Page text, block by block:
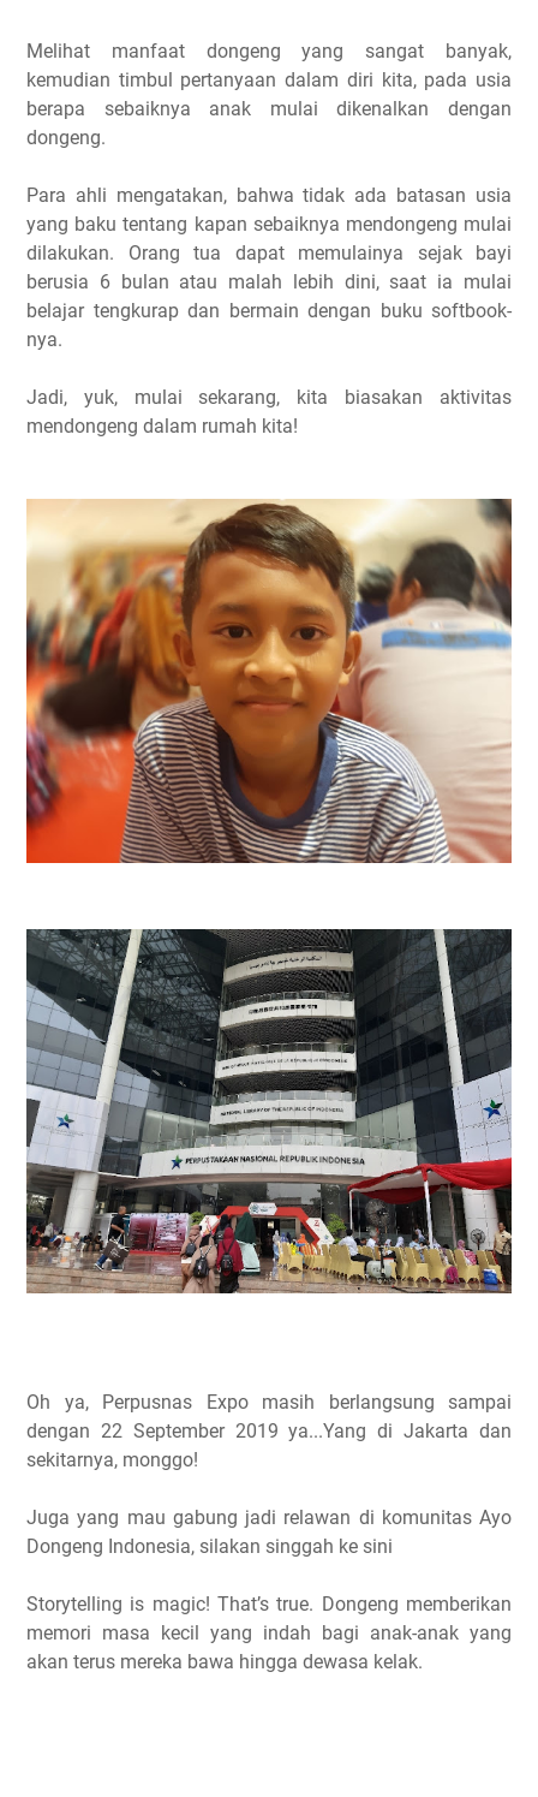
Melihat manfaat dongeng yang sangat banyak,
kemudian timbul pertanyaan dalam diri kita, pada usia
berapa sebaiknya anak mulai dikenalkan dengan
dongeng.
Para ahli mengatakan, bahwa tidak ada batasan usia
yang baku tentang kapan sebaiknya mendongeng mulai
dilakukan. Orang tua dapat memulainya sejak bayi
berusia 6 bulan atau malah lebih dini, saat ia mulai
belajar tengkurap dan bermain dengan buku softbook-
nya.
Jadi, yuk, mulai sekarang, kita biasakan aktivitas
mendongeng dalam rumah kita!
Oh ya, Perpusnas Expo masih berlangsung sampai
dengan 22 September 2019 ya...Yang di Jakarta dan
sekitarnya, monggo!
Juga yang mau gabung jadi relawan di komunitas Ayo
Dongeng Indonesia, silakan singgah ke sini
Storytelling is magic! That’s true. Dongeng memberikan
memori masa kecil yang indah bagi anak-anak yang
akan terus mereka bawa hingga dewasa kelak.